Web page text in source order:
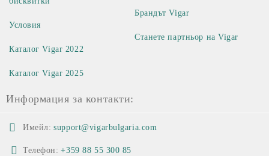
Условия
Каталог Vigar 2022
Брандът Vigar
Станете партньор на Vigar
Каталог Vigar 2025
Информация за контакти:
Имейл: support@vigarbulgaria.com
Телефон: +359 88 55 300 85